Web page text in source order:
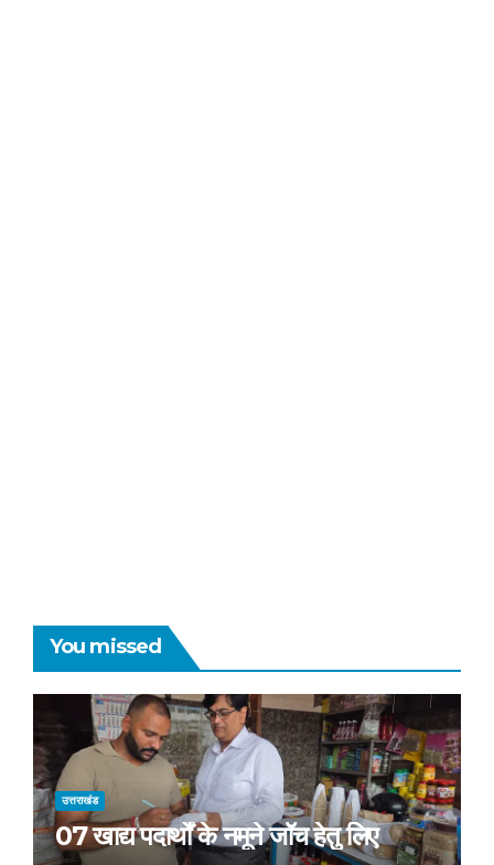
You missed
उत्तराखंड
07 खाद्य पदार्थों के नमूने जॉच हेतु लिए